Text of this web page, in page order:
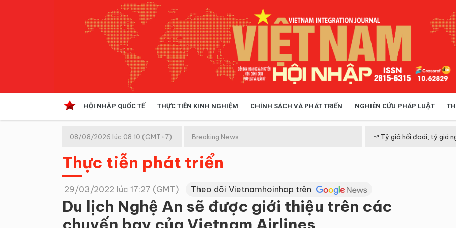
HỘI NHẬP QUỐC TẾ THỰC TIỄN KINH NGHIỆM CHÍNH SÁCH VÀ PHÁT TRIỂN NGHIÊN CỨU PHÁP LUẬT
Kinh tế hội nhập
Doanh nghiệp
08/08/2026 lúc 08:10 (GMT+7) Breaking News Tỷ giá hối đoái, tỷ giá
Thực tiễn phát triển
29/03/2022 lúc 17:27 (GMT) Theo dõi Vietnamhoinhap trên
Du lịch Nghệ An sẽ được giới thiệu trên các